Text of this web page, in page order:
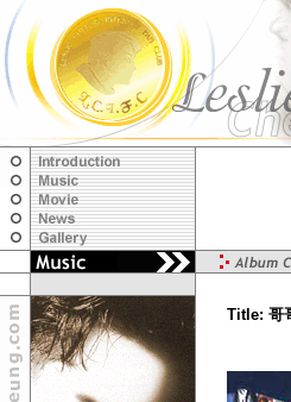
Title: 哥